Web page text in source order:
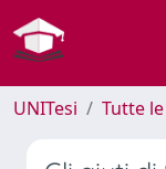
UNITesi Tutte